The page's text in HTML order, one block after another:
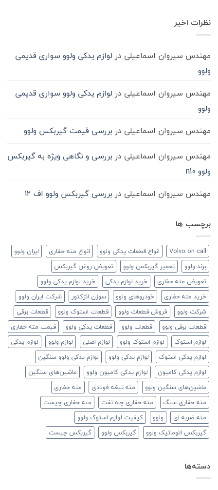
حمل‌ونقل
گیربکس
ماشیننظرات اخیر
مهندس سیروان اسماعیلی در لوازم یدکی ولوو سواری قدیمی
ولوو
مهندس سیروان اسماعیلی در لوازم یدکی ولوو سواری قدیمی
ولوو
مهندس سیروان اسماعیلی در بررسی قیمت گیربکس ولوو
مهندس سیروان اسماعیلی در بررسی و نگاهی ویژه به گیربکس
ولوو n10
مهندس سیروان اسماعیلی در بررسی گیربکس ولوو اف 12
برچسب ها
Volvo on call انواع قطعات یدکی ولوو انواع مته حفاری
ایران ولوو
برند ولوو
تعمیر گیربکس ولوو
تعویض روغن گیربکس
تعویض مته حفاری
خرید لوازم یدکی
خرید لوازم یدکی ولوو
خرید مته حفاری
خودروهای ولوو سوزن انژکتور
شرکت ایران ولوو
شرکت ولوو
فروش قطعات ولوو قطعات استوک ولوو
قطعات برقی
قطعات برقی ولوو
قطعات ولوو قطعات یدکی ولوو
قیمت مته حفاری
لوازم استوک
لوازم استوک ولوو لوازم اصلی لوازم ولوو
لوازم یدکی
لوازم یدکی استوک
لوازم یدکی ولوو
لوازم یدکی ولوو سنگین
لوازم یدکی کامیون
لوازم یدکی کامیون ولوو
ماشین‌های سنگین
ماشین‌های سنگین ولوو
مته تیغه فولادی
مته حفاری
مته حفاری سنگ
مته حفاری چاه نفت
مته حفاری چیست
مته ضربه ای
ولوو
کیفیت لوازم استوک ولوو
گیربکس اتوماتیک ولوو
گیربکس ولوو گیربکس چیست
دسته‌ها